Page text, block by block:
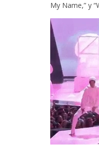
My Name,” y